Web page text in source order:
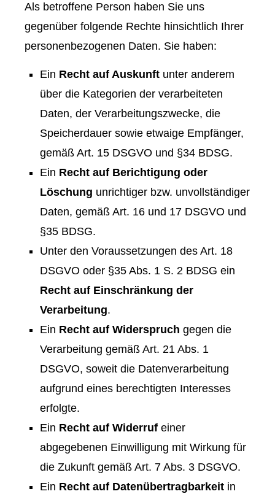
Als betroffene Person haben Sie uns
gegenüber folgende Rechte hinsichtlich Ihrer
personenbezogenen Daten. Sie haben:
Ein Recht auf Auskunft unter anderem
über die Kategorien der verarbeiteten
Daten, der Verarbeitungszwecke, die
Speicherdauer sowie etwaige Empfänger,
gemäß Art. 15 DSGVO und §34 BDSG.
Ein Recht auf Berichtigung oder
Löschung unrichtiger bzw. unvollständiger
Daten, gemäß Art. 16 und 17 DSGVO und
§35 BDSG.
Unter den Voraussetzungen des Art. 18
DSGVO oder §35 Abs. 1 S. 2 BDSG ein
Recht auf Einschränkung der
Verarbeitung.
Ein Recht auf Widerspruch gegen die
Verarbeitung gemäß Art. 21 Abs. 1
DSGVO, soweit die Datenverarbeitung
aufgrund eines berechtigten Interesses
erfolgte.
Ein Recht auf Widerruf einer
abgegebenen Einwilligung mit Wirkung für
die Zukunft gemäß Art. 7 Abs. 3 DSGVO.
Ein Recht auf Datenübertragbarkeit in